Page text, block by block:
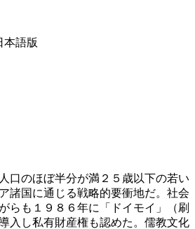
語版
口のほぼ半分が満２５歳以下の若い
諸国に通じる戦略的要衝地だ。社会
らも１９８６年に「ドイモイ」（刷
入し私有財産権も認めた。儒教文化